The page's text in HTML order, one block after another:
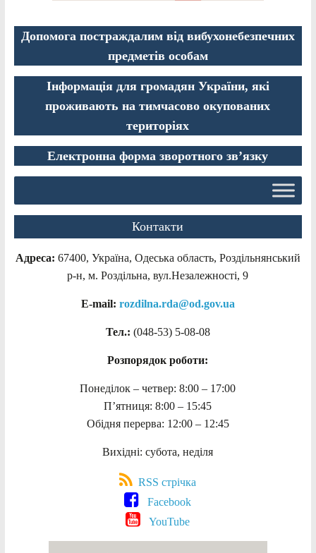
Допомога постраждалим від вибухонебезпечних
предметів особам
Інформація для громадян України, які
проживають на тимчасово окупованих
територіях
Електронна форма зворотного зв’язку
Контакти
Адреса: 67400, Україна, Одеська область, Роздільнянський
р-н, м. Роздільна, вул.Незалежності, 9
E-mail: rozdilna.rda@od.gov.ua
Тел.: (048-53) 5-08-08
Розпорядок роботи:
Понеділок – четвер: 8:00 – 17:00
П’ятниця: 8:00 – 15:45
Обідня перерва: 12:00 – 12:45
Вихідні: субота, неділя
RSS стрічка
Facebook
YouTube